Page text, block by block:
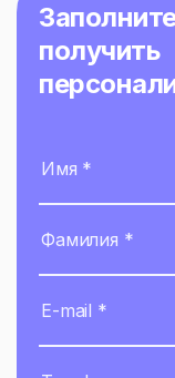
получить